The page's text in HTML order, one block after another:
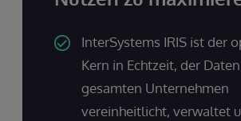
InterSystems IRIS ist der
Kern in Echtzeit, der
gesamten Unternehmen
vereinheitlicht, verwaltet